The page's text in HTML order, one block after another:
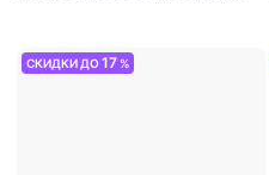
СКИДКИ ДО17 %